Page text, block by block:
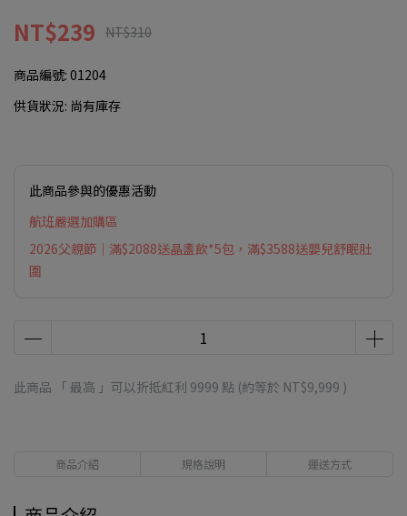
NT$239 NT$310
商品編號: 01204
供貨狀況: 尚有庫存
此商品參與的優惠活動
航班嚴選加購區
2026父親節｜滿$2088送晶盞飲*5包，滿$3588送嬰兒舒眠肚
圍
此商品 「 最高 」可以折抵紅利 9999 點 (約等於 NT$9,999 )
商品介紹 規格說明 運送方式